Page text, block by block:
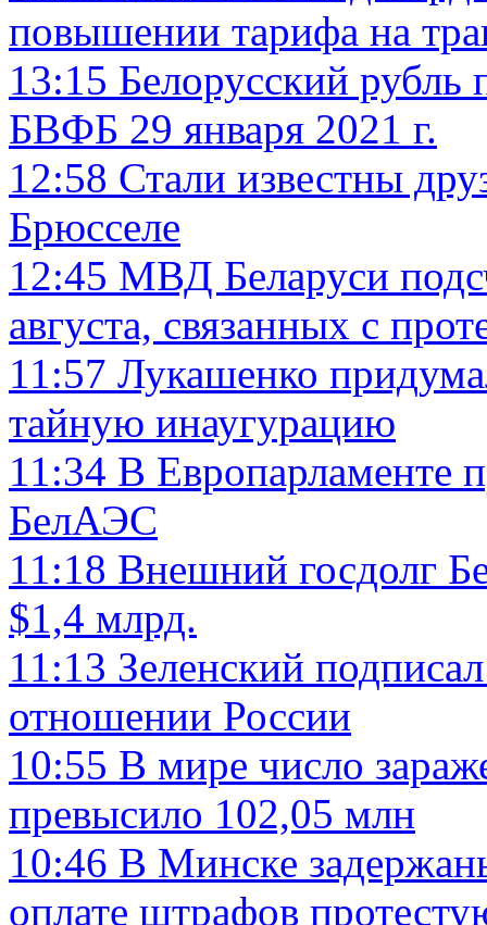
повышении тарифа на
13:15 Белорусский рубль
БВФБ 29 января 2021 г.
12:58 Стали известны
Брюсселе
12:45 МВД Беларуси
августа, связанных с
11:57 Лукашенко
тайную инаугурацию
11:34 В Европарламенте
БелАЭС
11:18 Внешний госдолг
$1,4 млрд.
11:13 Зеленский
отношении России
10:55 В мире число
превысило 102,05 млн
10:46 В Минске
оплате штрафов